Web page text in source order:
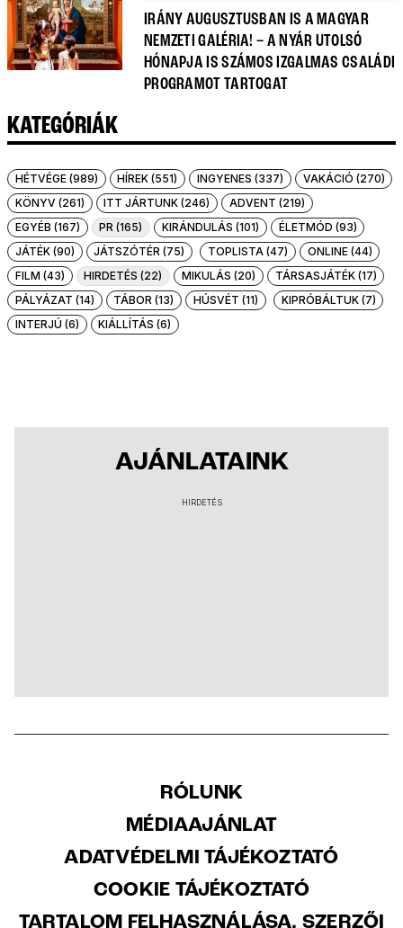
IRÁNY AUGUSZTUSBAN IS A MAGYAR
NEMZETI GALÉRIA! – A NYÁR UTOLSÓ
HÓNAPJA IS SZÁMOS IZGALMAS CSALÁDI
PROGRAMOT TARTOGAT
KATEGÓRIÁK
HÉTVÉGE (989) HÍREK (551) INGYENES (337)
VAKÁCIÓ (270)
KÖNYV (261)
ITT JÁRTUNK (246)
ADVENT (219)
EGYÉB (167)
PR (165) KIRÁNDULÁS (101)
ÉLETMÓD (93)
JÁTÉK (90)
JÁTSZÓTÉR (75) TOPLISTA (47)
ONLINE (44)
FILM (43)
HIRDETÉS (22) MIKULÁS (20)
TÁRSASJÁTÉK (17)
PÁLYÁZAT (14)
TÁBOR (13) HÚSVÉT (11)
KIPRÓBÁLTUK (7)
INTERJÚ (6)
KIÁLLÍTÁS (6)
AJÁNLATAINK
HIRDETÉS
RÓLUNK
MÉDIAAJÁNLAT
ADATVÉDELMI TÁJÉKOZTATÓ
COOKIE TÁJÉKOZTATÓ
TARTALOM FELHASZNÁLÁSA, SZERZŐI